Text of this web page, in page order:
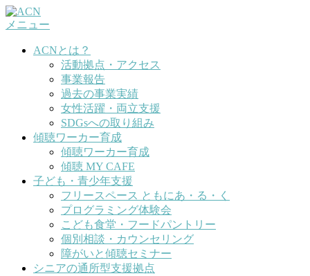
コ
ン
メニュー
ACNとは？
活動拠点・アクセス
事業報告
過去の事業実績
女性活躍・両立支援
SDGsへの取り組み
傾聴ワーカー育成
傾聴ワーカー育成
傾聴 MY CAFE
子ども・青少年支援
フリースペース ともにあ・る・く
プログラミング体験会
こども食堂・フードパントリー
個別相談・カウンセリング
障がいと傾聴セミナー
シニアの通所型支援拠点